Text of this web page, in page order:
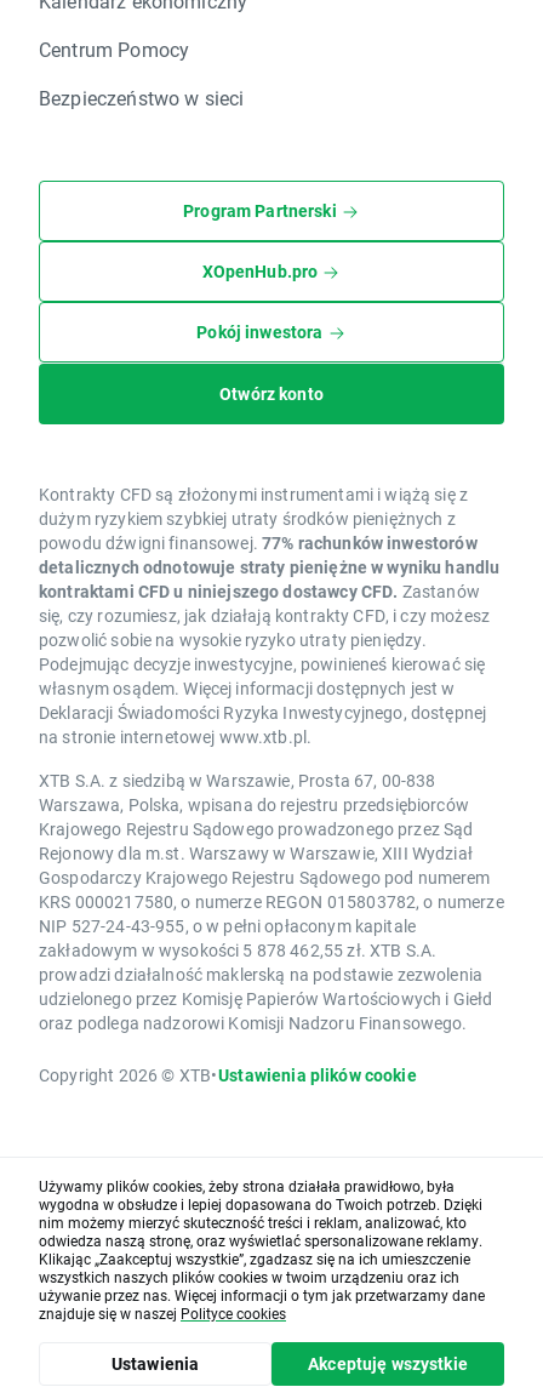
Centrum Pomocy
Bezpieczeństwo w sieci
Program Partnerski
XOpenHub.pro
Pokój inwestora
Otwórz konto
Kontrakty CFD są złożonymi instrumentami i wiążą się z
dużym ryzykiem szybkiej utraty środków pieniężnych z
powodu dźwigni finansowej. 77% rachunków inwestorów
detalicznych odnotowuje straty pieniężne w wyniku handlu
kontraktami CFD u niniejszego dostawcy CFD. Zastanów
się, czy rozumiesz, jak działają kontrakty CFD, i czy możesz
pozwolić sobie na wysokie ryzyko utraty pieniędzy.
Podejmując decyzje inwestycyjne, powinieneś kierować się
własnym osądem. Więcej informacji dostępnych jest w
Deklaracji Świadomości Ryzyka Inwestycyjnego, dostępnej
na stronie internetowej www.xtb.pl.
XTB S.A. z siedzibą w Warszawie, Prosta 67, 00-838
Warszawa, Polska, wpisana do rejestru przedsiębiorców
Krajowego Rejestru Sądowego prowadzonego przez Sąd
Rejonowy dla m.st. Warszawy w Warszawie, XIII Wydział
Gospodarczy Krajowego Rejestru Sądowego pod numerem
KRS 0000217580, o numerze REGON 015803782, o numerze
NIP 527-24-43-955, o w pełni opłaconym kapitale
zakładowym w wysokości 5 878 462,55 zł. XTB S.A.
prowadzi działalność maklerską na podstawie zezwolenia
udzielonego przez Komisję Papierów Wartościowych i Giełd
oraz podlega nadzorowi Komisji Nadzoru Finansowego.
Copyright 2026 © XTB•Ustawienia plików cookie
Używamy plików cookies, żeby strona działała prawidłowo, była
wygodna w obsłudze i lepiej dopasowana do Twoich potrzeb. Dzięki
nim możemy mierzyć skuteczność treści i reklam, analizować, kto
odwiedza naszą stronę, oraz wyświetlać spersonalizowane reklamy.
Klikając „Zaakceptuj wszystkie”, zgadzasz się na ich umieszczenie
wszystkich naszych plików cookies w twoim urządzeniu oraz ich
używanie przez nas. Więcej informacji o tym jak przetwarzamy dane
znajduje się w naszej Polityce cookies
Ustawienia Akceptuję wszystkie